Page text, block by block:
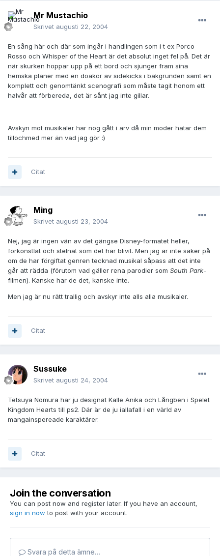
Mr Mustachio
Skrivet augusti 22, 2004
En sång här och där som ingår i handlingen som i t ex Porco
Rosso och Whisper of the Heart är det absolut inget fel på. Det är
när skurken hoppar upp på ett bord och sjunger fram sina
hemska planer med en doakör av sidekicks i bakgrunden samt en
komplett och genomtänkt scenografi som måste tagit honom ett
halvår att förbereda, det är sånt jag inte gillar.
Avskyn mot musikaler har nog gått i arv då min moder hatar dem
tillochmed mer än vad jag gör :)
Citat
Ming
Skrivet augusti 23, 2004
Nej, jag är ingen vän av det gängse Disney-formatet heller,
förkonstlat och stelnat som det har blivit. Men jag är inte säker på
om de har förgiftat genren tecknad musikal såpass att det inte
går att rädda (förutom vad gäller rena parodier som South Park-
filmen). Kanske har de det, kanske inte.
Men jag är nu rätt trallig och avskyr inte alls alla musikaler.
Citat
Sussuke
Skrivet augusti 24, 2004
Tetsuya Nomura har ju designat Kalle Anika och Långben i Spelet
Kingdom Hearts till ps2. Där är de ju iallafall i en värld av
mangainspereade karaktärer.
Citat
Join the conversation
You can post now and register later. If you have an account,
sign in now to post with your account.
Svara på detta ämne…